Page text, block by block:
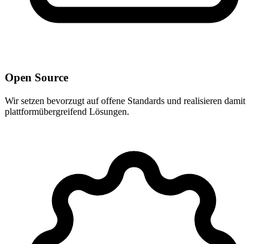
Open Source
Wir setzen bevorzugt auf offene Standards und realisieren damit
plattformübergreifend Lösungen.